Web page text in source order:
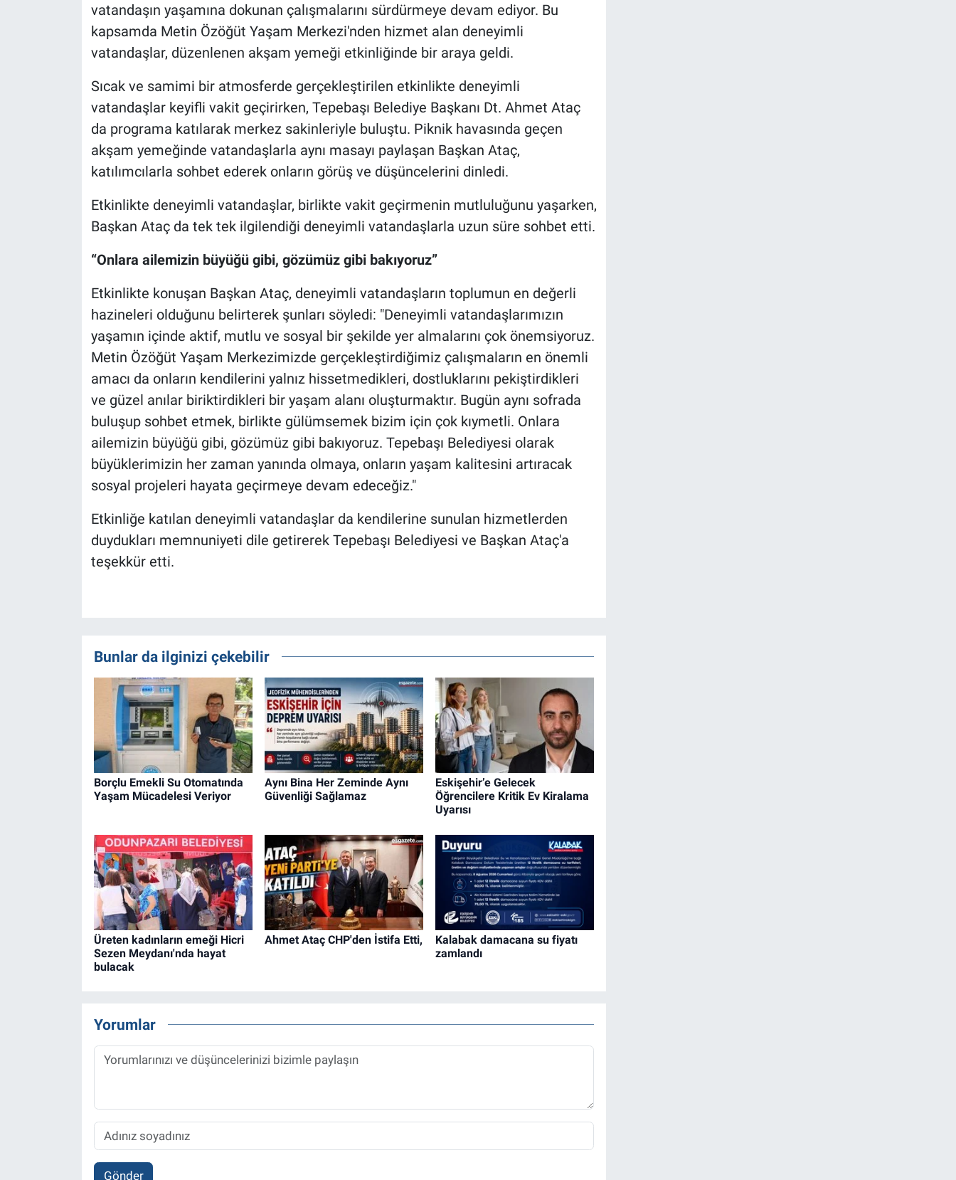
vatandaşın yaşamına dokunan çalışmalarını sürdürmeye devam ediyor. Bu
kapsamda Metin Özöğüt Yaşam Merkezi'nden hizmet alan deneyimli
vatandaşlar, düzenlenen akşam yemeği etkinliğinde bir araya geldi.
Sıcak ve samimi bir atmosferde gerçekleştirilen etkinlikte deneyimli
vatandaşlar keyifli vakit geçirirken, Tepebaşı Belediye Başkanı Dt. Ahmet Ataç
da programa katılarak merkez sakinleriyle buluştu. Piknik havasında geçen
akşam yemeğinde vatandaşlarla aynı masayı paylaşan Başkan Ataç,
katılımcılarla sohbet ederek onların görüş ve düşüncelerini dinledi.
Etkinlikte deneyimli vatandaşlar, birlikte vakit geçirmenin mutluluğunu yaşarken,
Başkan Ataç da tek tek ilgilendiği deneyimli vatandaşlarla uzun süre sohbet etti.
“Onlara ailemizin büyüğü gibi, gözümüz gibi bakıyoruz”
Etkinlikte konuşan Başkan Ataç, deneyimli vatandaşların toplumun en değerli
hazineleri olduğunu belirterek şunları söyledi: "Deneyimli vatandaşlarımızın
yaşamın içinde aktif, mutlu ve sosyal bir şekilde yer almalarını çok önemsiyoruz.
Metin Özöğüt Yaşam Merkezimizde gerçekleştirdiğimiz çalışmaların en önemli
amacı da onların kendilerini yalnız hissetmedikleri, dostluklarını pekiştirdikleri
ve güzel anılar biriktirdikleri bir yaşam alanı oluşturmaktır. Bugün aynı sofrada
buluşup sohbet etmek, birlikte gülümsemek bizim için çok kıymetli. Onlara
ailemizin büyüğü gibi, gözümüz gibi bakıyoruz. Tepebaşı Belediyesi olarak
büyüklerimizin her zaman yanında olmaya, onların yaşam kalitesini artıracak
sosyal projeleri hayata geçirmeye devam edeceğiz."
Etkinliğe katılan deneyimli vatandaşlar da kendilerine sunulan hizmetlerden
duydukları memnuniyeti dile getirerek Tepebaşı Belediyesi ve Başkan Ataç'a
teşekkür etti.
Bunlar da ilginizi çekebilir
Borçlu Emekli Su Otomatında
Yaşam Mücadelesi Veriyor
Aynı Bina Her Zeminde Aynı
Güvenliği Sağlamaz
Eskişehir’e Gelecek
Öğrencilere Kritik Ev Kiralama
Uyarısı
Üreten kadınların emeği Hicri
Sezen Meydanı'nda hayat
bulacak
Ahmet Ataç CHP'den İstifa Etti,
Kalabak damacana su fiyatı
zamlandı
Yorumlar
Gönder